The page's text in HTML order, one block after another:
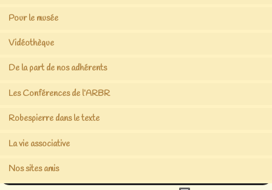
Pour le musée
Vidéothèque
De la part de nos adhérents
Les Conférences de l’ARBR
Robespierre dans le texte
La vie associative
Nos sites amis